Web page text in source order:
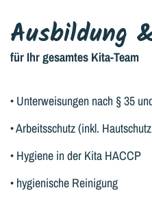
Ausbildung
für Ihr gesamtes Kita-Team
• Unterweisungen nach § 35
• Arbeitsschutz (inkl.
• Hygiene in der Kita HACCP
• hygienische Reinigung